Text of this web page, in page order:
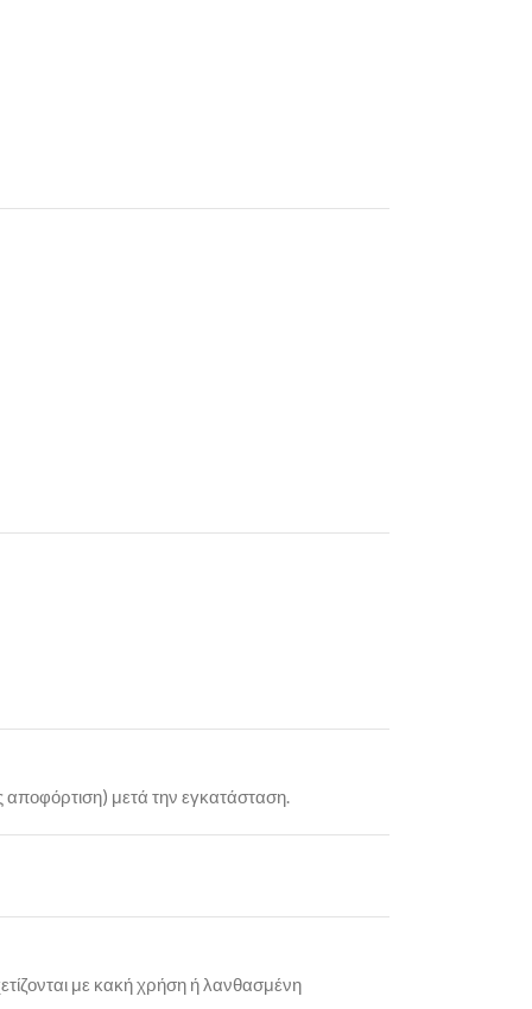
αποφόρτιση) μετά την εγκατάσταση.
με κακή χρήση ή λανθασμένη